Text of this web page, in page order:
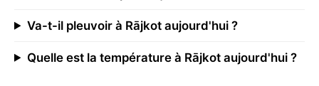
Va-t-il pleuvoir à Rājkot aujourd'hui ?
Quelle est la température à Rājkot aujourd'hui ?